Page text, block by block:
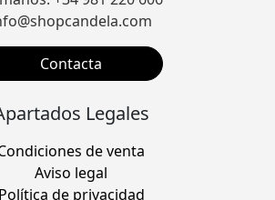
Contacta
Legales
de venta
Aviso legal
Política de privacidad